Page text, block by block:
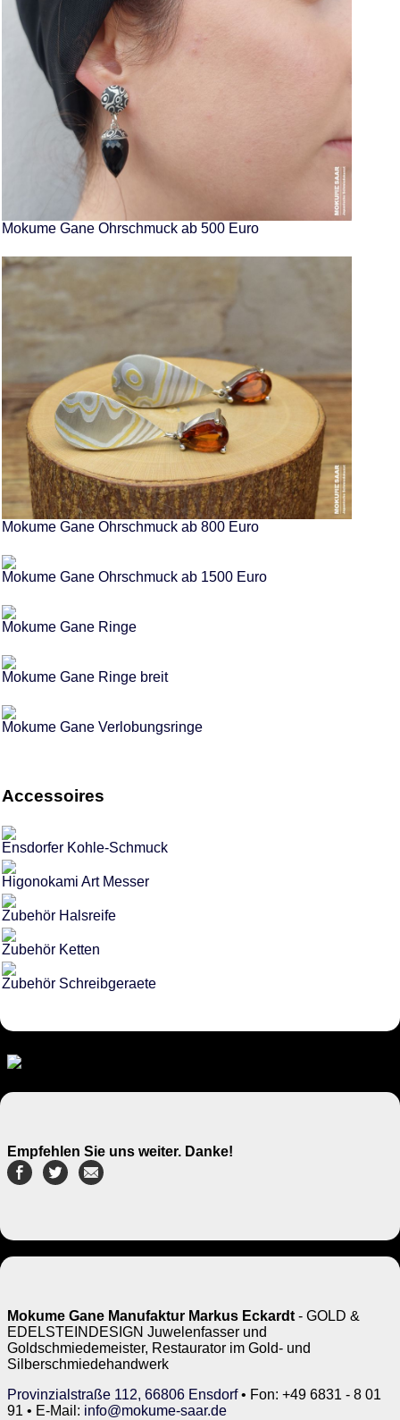
Mokume Gane Ohrschmuck ab 500 Euro
Mokume Gane Ohrschmuck ab 800 Euro
Mokume Gane Ohrschmuck ab 1500 Euro
Mokume Gane Ringe
Mokume Gane Ringe breit
Mokume Gane Verlobungsringe
Accessoires
Ensdorfer Kohle-Schmuck
Higonokami Art Messer
Zubehör Halsreife
Zubehör Ketten
Zubehör Schreibgeraete
Empfehlen Sie uns weiter. Danke!
Mokume Gane Manufaktur Markus Eckardt - GOLD &
EDELSTEINDESIGN Juwelenfasser und
Goldschmiedemeister, Restaurator im Gold- und
Silberschmiedehandwerk
Provinzialstraße 112, 66806 Ensdorf• Fon: +49 6831 - 8 01
91 • E-Mail: info@mokume-saar.de